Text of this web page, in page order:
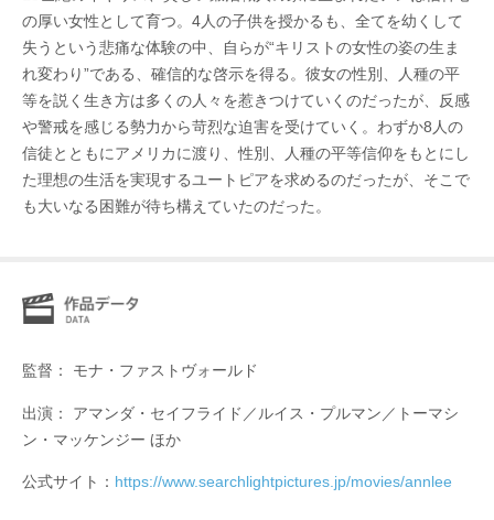
の厚い女性として育つ。4人の子供を授かるも、全てを幼くして
失うという悲痛な体験の中、自らが“キリストの女性の姿の生ま
れ変わり”である、確信的な啓示を得る。彼女の性別、人種の平
等を説く生き方は多くの人々を惹きつけていくのだったが、反感
や警戒を感じる勢力から苛烈な迫害を受けていく。わずか8人の
信徒とともにアメリカに渡り、性別、人種の平等信仰をもとにし
た理想の生活を実現するユートピアを求めるのだったが、そこで
も大いなる困難が待ち構えていたのだった。
監督： モナ・ファストヴォールド
出演： アマンダ・セイフライド／ルイス・プルマン／トーマシ
ン・マッケンジー ほか
公式サイト： https://www.searchlightpictures.jp/movies/annlee